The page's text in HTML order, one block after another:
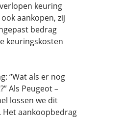
keuring
aankopen, zij
bedrag
keuringskosten
“Wat als er nog
Als Peugeot –
lossen we dit
Het aankoopbedrag